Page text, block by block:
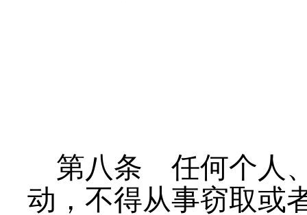
第八条 任何个人
动，不得从事窃取或